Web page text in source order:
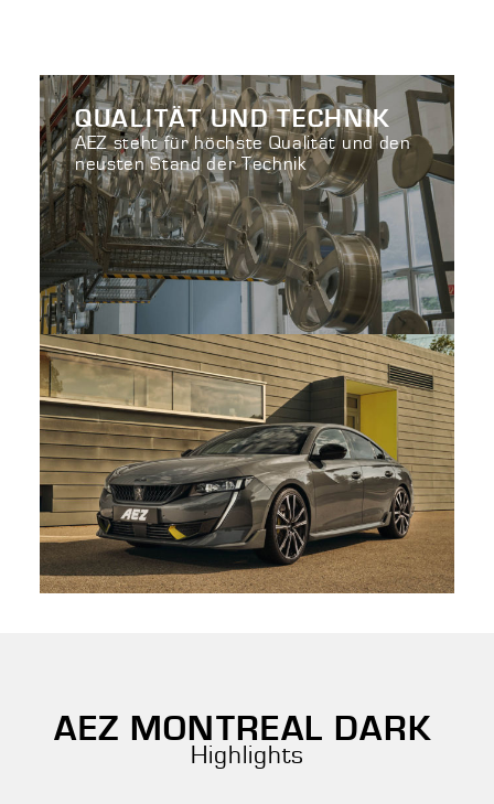
QUALITÄT UND TECHNIK
AEZ steht für höchste Qualität und den
neusten Stand der Technik
AEZ MONTREAL DARK
Highlights